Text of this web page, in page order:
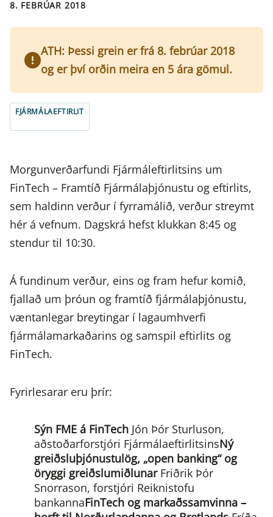
8. FEBRÚAR 2018
ATH: Þessi grein er frá 8. febrúar 2018
og er því orðin meira en 5 ára gömul.
FJÁRMÁLAEFTIRLIT
Morgunverðarfundi Fjármáleftirlitsins um
FinTech – Framtíð Fjármálaþjónustu og eftirlits,
sem haldinn verður í fyrramálið, verður streymt
hér á vefnum. Dagskrá hefst klukkan 8:45 og
stendur til 10:30.
Á fundinum verður, eins og fram hefur komið,
fjallað um þróun og framtíð fjármálaþjónustu,
væntanlegar breytingar í lagaumhverfi
fjármálamarkaðarins og samspil eftirlits og
FinTech.
Fyrirlesarar eru þrír:
Sýn FME á FinTech Jón Þór Sturluson,
aðstoðarforstjóri FjármálaeftirlitsinsNý
greiðsluþjónustulög, „open banking“ og
öryggi greiðslumiðlunarFriðrik Þór
Snorrason, forstjóri Reiknistofu
bankannaFinTech og markaðssamvinna –